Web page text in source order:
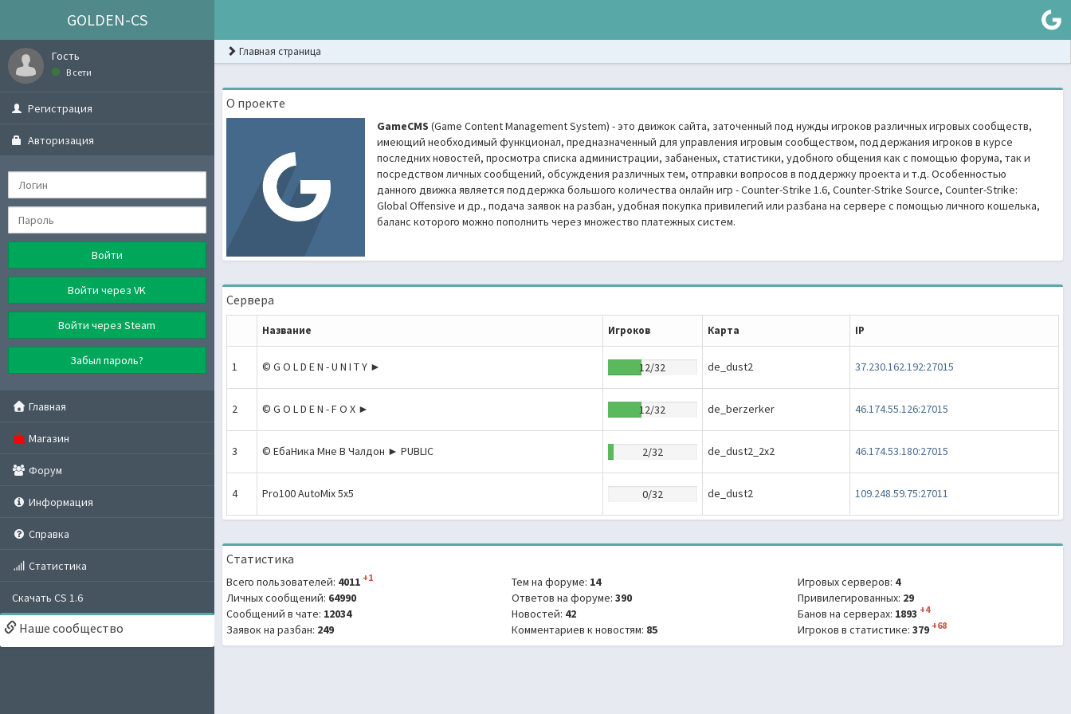
GOLDEN-CS
Гость
В сети
Регистрация
Авторизация
Войти
Войти через VK
Войти через Steam
Забыл пароль?
Главная
Магазин
Форум
Информация
Справка
Статистика
Скачать CS 1.6
Наше сообщество
Главная страница
О проекте
GameCMS (Game Content Management System) - это движок сайта, заточенный под нужды игроков различных игровых сообществ,
имеющий необходимый функционал, предназначенный для управления игровым сообществом, поддержания игроков в курсе
последних новостей, просмотра списка администрации, забаненых, статистики, удобного общения как c помощью форума, так и
посредством личных сообщений, обсуждения различных тем, отправки вопросов в поддержку проекта и т.д. Особенностью
данного движка является поддержка большого количества онлайн игр - Counter-Strike 1.6, Counter-Strike Source, Counter-Strike:
Global Offensive и др., подача заявок на разбан, удобная покупка привилегий или разбана на сервере с помощью личного кошелька,
баланс которого можно пополнить через множество платежных систем.
Сервера
Название Игроков Карта IP
1 © G O L D E N - U N I T Y ► 12/32 de_dust2 37.230.162.192:27015
2 © G O L D E N - F O X ► 12/32 de_berzerker 46.174.55.126:27015
3 © ЕбаНика Мне В Чалдон ► PUBLIC 2/32 de_dust2_2x2 46.174.53.180:27015
4 Pro100 AutoMix 5x5 0/32 de_dust2 109.248.59.75:27011
Статистика
Всего пользователей: 4011 +1
Личных сообщений: 64990
Сообщений в чате: 12034
Заявок на разбан: 249
Тем на форуме: 14
Ответов на форуме:390
Новостей: 42
Комментариев к новостям: 85
Игровых серверов: 4
Привилегированных: 29
Банов на серверах: 1893 +4
Игроков в статистике: 379 +68